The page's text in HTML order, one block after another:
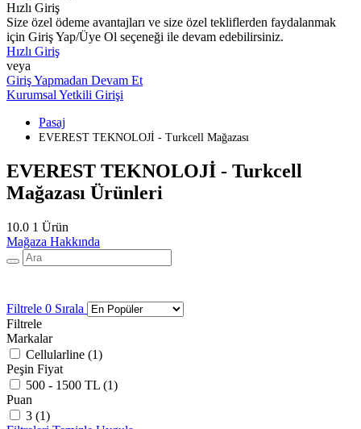
Hızlı Giriş
Size özel ödeme avantajları ve size özel tekliflerden faydalanmak
için Giriş Yap/Üye Ol seçeneği ile devam edebilirsiniz.
Hızlı Giriş
veya
Giriş Yapmadan Devam Et
Kurumsal Yetkili Girişi
Pasaj
EVEREST TEKNOLOJİ - Turkcell Mağazası
EVEREST TEKNOLOJİ - Turkcell
Mağazası Ürünleri
10.0 1 Ürün
Mağaza Hakkında
Filtrele 0 Sırala
Filtrele
Markalar
Cellularline (1)
Peşin Fiyat
500 - 1500 TL (1)
Puan
3 (1)